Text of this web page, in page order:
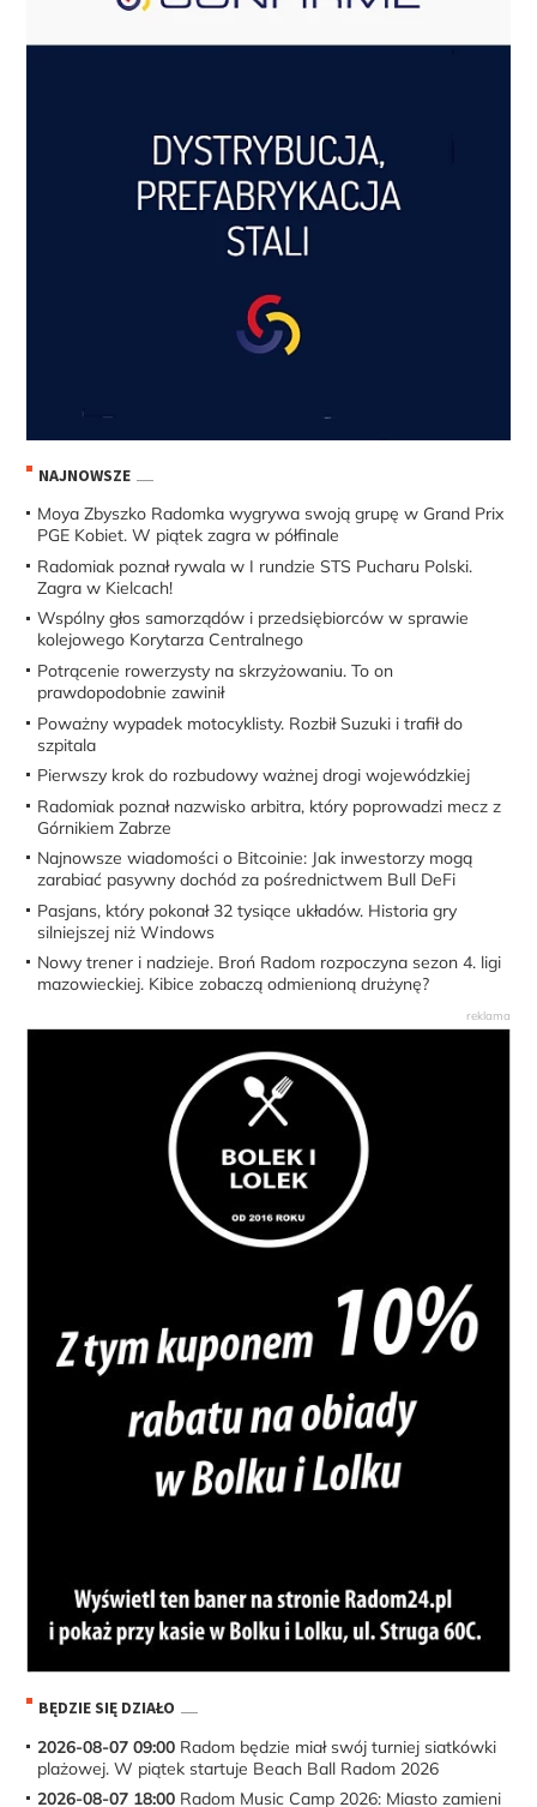
NAJNOWSZE
Moya Zbyszko Radomka wygrywa swoją grupę w Grand Prix
PGE Kobiet. W piątek zagra w półfinale
Radomiak poznał rywala w I rundzie STS Pucharu Polski.
Zagra w Kielcach!
Wspólny głos samorządów i przedsiębiorców w sprawie
kolejowego Korytarza Centralnego
Potrącenie rowerzysty na skrzyżowaniu. To on
prawdopodobnie zawinił
Poważny wypadek motocyklisty. Rozbił Suzuki i trafił do
szpitala
Pierwszy krok do rozbudowy ważnej drogi wojewódzkiej
Radomiak poznał nazwisko arbitra, który poprowadzi mecz z
Górnikiem Zabrze
Najnowsze wiadomości o Bitcoinie: Jak inwestorzy mogą
zarabiać pasywny dochód za pośrednictwem Bull DeFi
Pasjans, który pokonał 32 tysiące układów. Historia gry
silniejszej niż Windows
Nowy trener i nadzieje. Broń Radom rozpoczyna sezon 4. ligi
mazowieckiej. Kibice zobaczą odmienioną drużynę?
BĘDZIE SIĘ DZIAŁO
2026-08-07 09:00 Radom będzie miał swój turniej siatkówki
plażowej. W piątek startuje Beach Ball Radom 2026
2026-08-07 18:00 Radom Music Camp 2026: Miasto zamieni